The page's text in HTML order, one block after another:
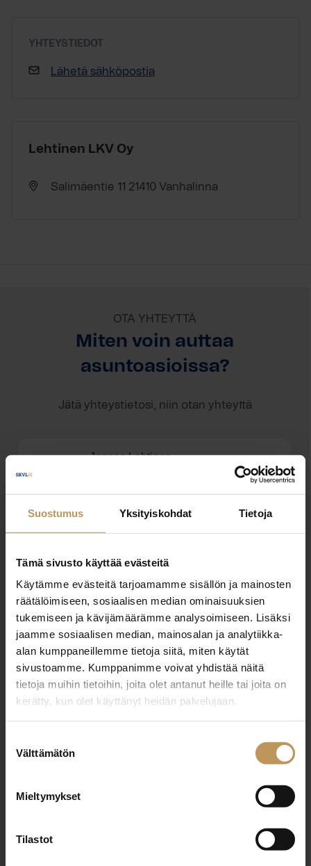
Suostumus Yksityiskohdat Tietoja
Tämä sivusto käyttää evästeitä
Käytämme evästeitä tarjoamamme sisällön ja mainosten
räätälöimiseen, sosiaalisen median ominaisuuksien
tukemiseen ja kävijämäärämme analysoimiseen. Lisäksi
jaamme sosiaalisen median, mainosalan ja analytiikka-
alan kumppaneillemme tietoja siitä, miten käytät
sivustoamme. Kumppanimme voivat yhdistää näitä
tietoja muihin tietoihin, joita olet antanut heille tai joita on
kerätty, kun olet käyttänyt heidän palvelujaan.
valinta
Välttämätön
Mieltymykset
Tilastot
YHTEYSTIEDOT
Lähetä sähköpostia
Lehtinen LKV Oy
Salimäentie 11 21410 Vanhalinna
OTA YHTEYTTÄ
Miten voin auttaa
asuntoasioissa?
Jätä yhteystietosi, niin otan yhteyttä
Joonas Lehtinen
"*" näyttää pakolliset kentät